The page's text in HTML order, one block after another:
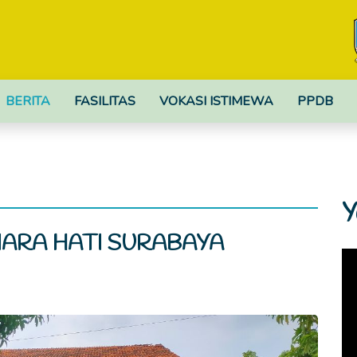
BERITA FASILITAS VOKASI ISTIMEWA PPDB
HATI SURABAYA